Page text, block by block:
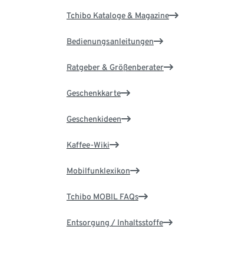
Tchibo Kataloge & Magazine
Bedienungsanleitungen
Ratgeber & Größenberater
Geschenkkarte
Geschenkideen
Kaffee-Wiki
Mobilfunklexikon
Tchibo MOBIL FAQs
Entsorgung / Inhaltsstoffe